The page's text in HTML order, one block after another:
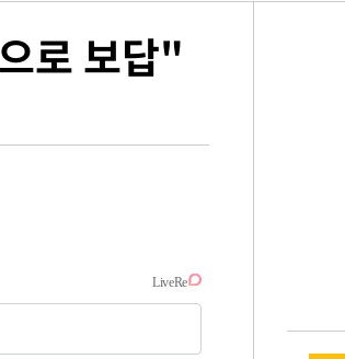
로 보답"